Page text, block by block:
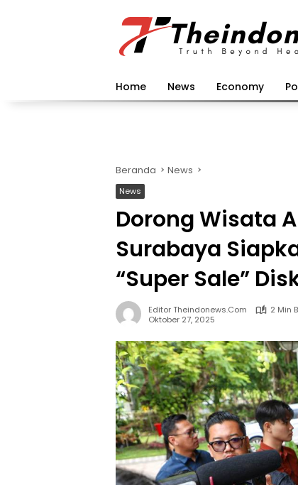
Home News Economy
Beranda News
News
Dorong Wisata
Surabaya
“Super Sale”
Editor Theindonews.com
2 Min
Oktober 27, 2025